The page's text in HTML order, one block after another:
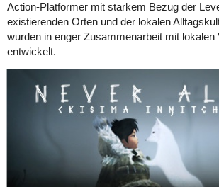
Action-Platformer mit starkem Bezug der
existierenden Orten und der lokalen
wurden in enger Zusammenarbeit mit lokalen
entwickelt.